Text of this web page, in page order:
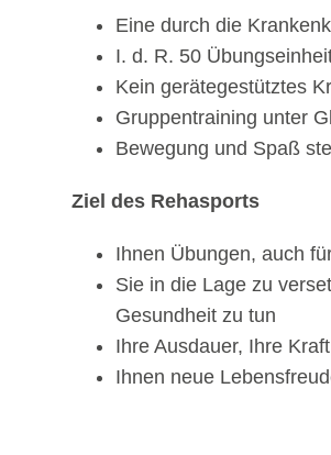
Eine durch die
I. d. R. 50
Kein gerätegestütztes
Gruppentraining unter
Bewegung und Spaß
Ziel des Rehasports
Ihnen Übungen, auch
Sie in die Lage zu
Gesundheit zu tun
Ihre Ausdauer, Ihre
Ihnen neue